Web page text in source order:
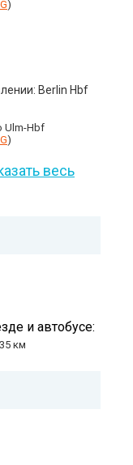
)
Berlin Hbf
Ulm-Hbf
)
весь
и автобусе:
км